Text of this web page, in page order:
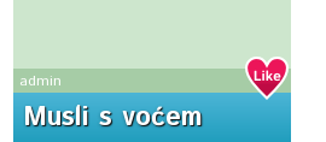
admin
Musli s voćem